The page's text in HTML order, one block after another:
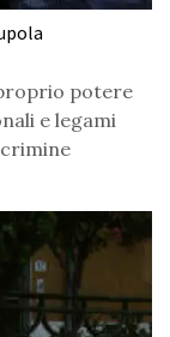
potere
e legami